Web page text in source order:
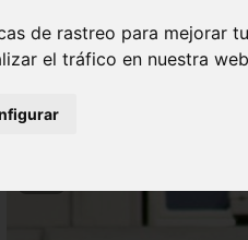
de rastreo para mejorar
el tráfico en nuestra